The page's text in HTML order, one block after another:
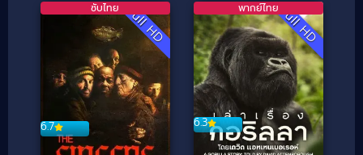
Full HD
6.7
ซับไทย Full HD
6.3
พากย์ไทย